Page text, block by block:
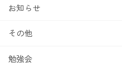
お知らせ
その他
勉強会